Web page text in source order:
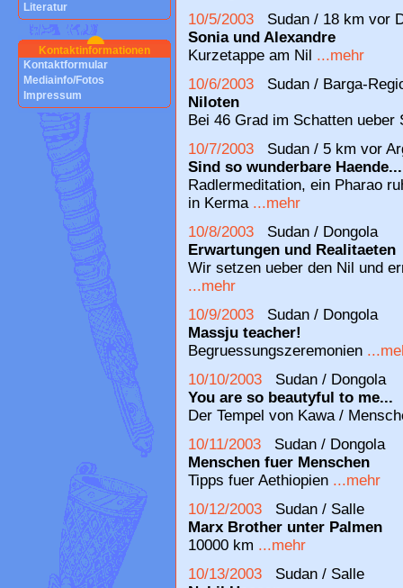
Literatur
Kontaktinformationen
Kontaktformular
Mediainfo/Fotos
Impressum
10/5/2003 Sudan / 18 km vor
Sonia und Alexandre
Kurzetappe am Nil ...mehr
10/6/2003 Sudan / Barga-
Niloten
Bei 46 Grad im Schatten
10/7/2003 Sudan / 5 km vor
Sind so wunderbare Haende...
Radlermeditation, ein Pharao
in Kerma ...mehr
10/8/2003 Sudan / Dongola
Erwartungen und Realitaeten
Wir setzen ueber den Nil und
...mehr
10/9/2003 Sudan / Dongola
Massju teacher!
Begruessungszeremonien
10/10/2003 Sudan / Dongola
You are so beautyful to me...
Der Tempel von Kawa /
10/11/2003 Sudan / Dongola
Menschen fuer Menschen
Tipps fuer Aethiopien ...mehr
10/12/2003 Sudan / Salle
Marx Brother unter Palmen
10000 km ...mehr
10/13/2003 Sudan / Salle